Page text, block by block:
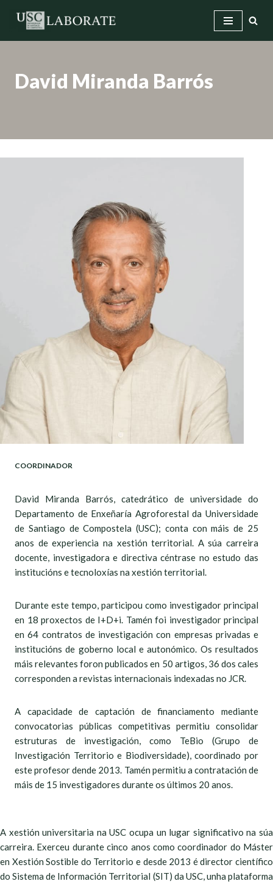
Saltar
David Miranda Barrós
COORDINADOR
David Miranda Barrós, catedrático de universidade do
Departamento de Enxeñaría Agroforestal da Universidade
de Santiago de Compostela (USC); conta con máis de 25
anos de experiencia na xestión territorial. A súa carreira
docente, investigadora e directiva céntrase no estudo das
institucións e tecnoloxías na xestión territorial.
Durante este tempo, participou como investigador principal
en 18 proxectos de I+D+i. Tamén foi investigador principal
en 64 contratos de investigación con empresas privadas e
institucións de goberno local e autonómico. Os resultados
máis relevantes foron publicados en 50 artigos, 36 dos cales
corresponden a revistas internacionais indexadas no JCR.
A capacidade de captación de financiamento mediante
convocatorias públicas competitivas permitiu consolidar
estruturas de investigación, como TeBio (Grupo de
Investigación Territorio e Biodiversidade), coordinado por
este profesor dende 2013. Tamén permitiu a contratación de
máis de 15 investigadores durante os últimos 20 anos.
A xestión universitaria na USC ocupa un lugar significativo na súa
carreira. Exerceu durante cinco anos como coordinador do Máster
en Xestión Sostible do Territorio e desde 2013 é director científico
do Sistema de Información Territorial (SIT) da USC, unha plataforma